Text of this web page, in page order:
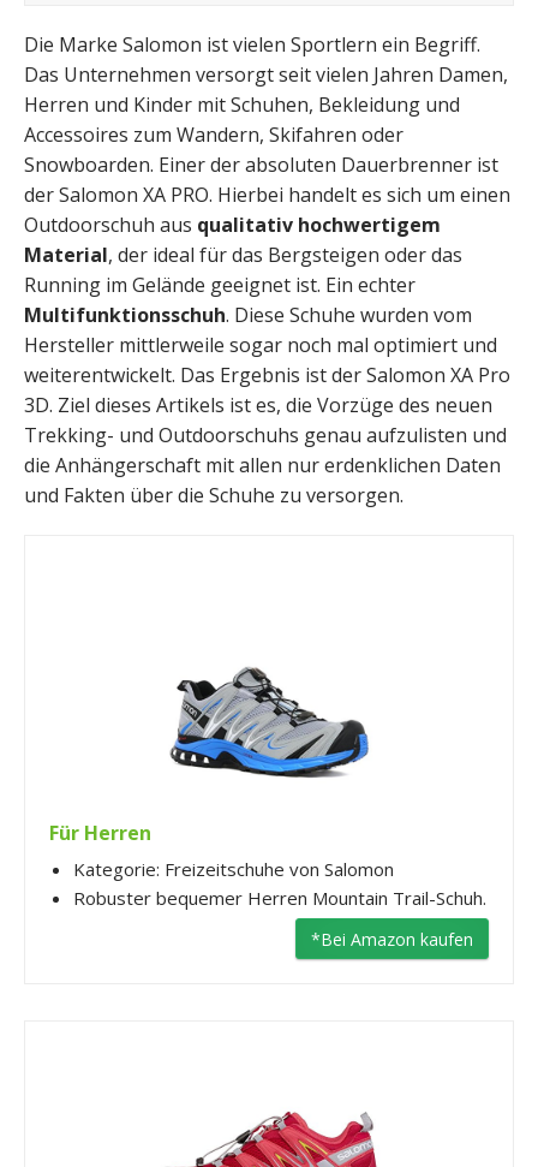
Die Marke Salomon ist vielen Sportlern ein Begriff.
Das Unternehmen versorgt seit vielen Jahren Damen,
Herren und Kinder mit Schuhen, Bekleidung und
Accessoires zum Wandern, Skifahren oder
Snowboarden. Einer der absoluten Dauerbrenner ist
der Salomon XA PRO. Hierbei handelt es sich um einen
Outdoorschuh aus qualitativ hochwertigem
Material, der ideal für das Bergsteigen oder das
Running im Gelände geeignet ist. Ein echter
Multifunktionsschuh. Diese Schuhe wurden vom
Hersteller mittlerweile sogar noch mal optimiert und
weiterentwickelt. Das Ergebnis ist der Salomon XA Pro
3D. Ziel dieses Artikels ist es, die Vorzüge des neuen
Trekking- und Outdoorschuhs genau aufzulisten und
die Anhängerschaft mit allen nur erdenklichen Daten
und Fakten über die Schuhe zu versorgen.
Für Herren
Kategorie: Freizeitschuhe von Salomon
Robuster bequemer Herren Mountain Trail-Schuh.
*Bei Amazon kaufen